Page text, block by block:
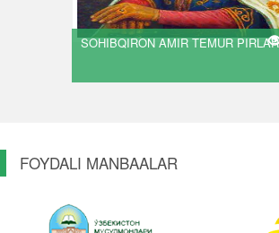
SOHIBQIRON AMIR TEMUR
FOYDALI MANBAALAR